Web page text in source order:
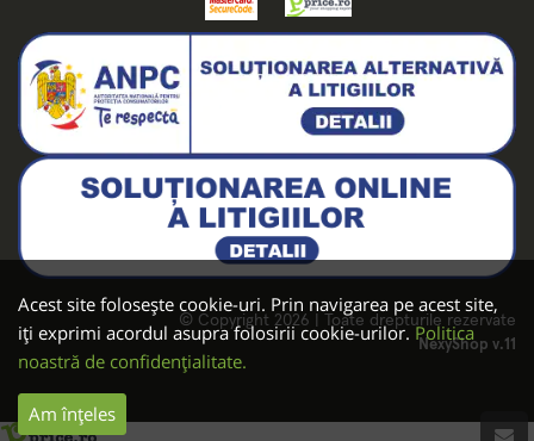
Acest site folosește cookie-uri. Prin navigarea pe acest site,
iți exprimi acordul asupra folosirii cookie-urilor.Politica
noastră de confidențialitate.
Am înțeles
© Copyright 2026 | Toate drepturile rezervate
NexyShop v.11